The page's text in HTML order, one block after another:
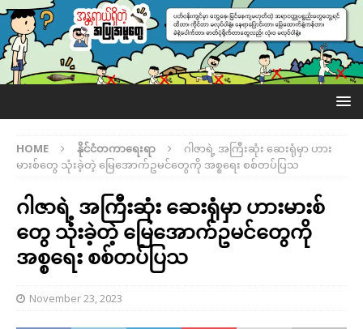
HOME နိုင်ငံတကာရေးရာ
ဂါဇာရဲ့ အကြီးဆုံး ဆေးရုံမှာ ဟား
မားစ်တွေ သုံးခဲ့တဲ့ မြေအောက်ဥမင်တွေကို အစ္စရေး စစ်တပ်ပြသ
ဂါဇာရဲ့ အကြီးဆုံး ဆေးရုံမှာ ဟားမားစ်
တွေ သုံးခဲ့တဲ့ မြေအောက်ဥမင်တွေကို
အစ္စရေး စစ်တပ်ပြသ
November 23, 2023